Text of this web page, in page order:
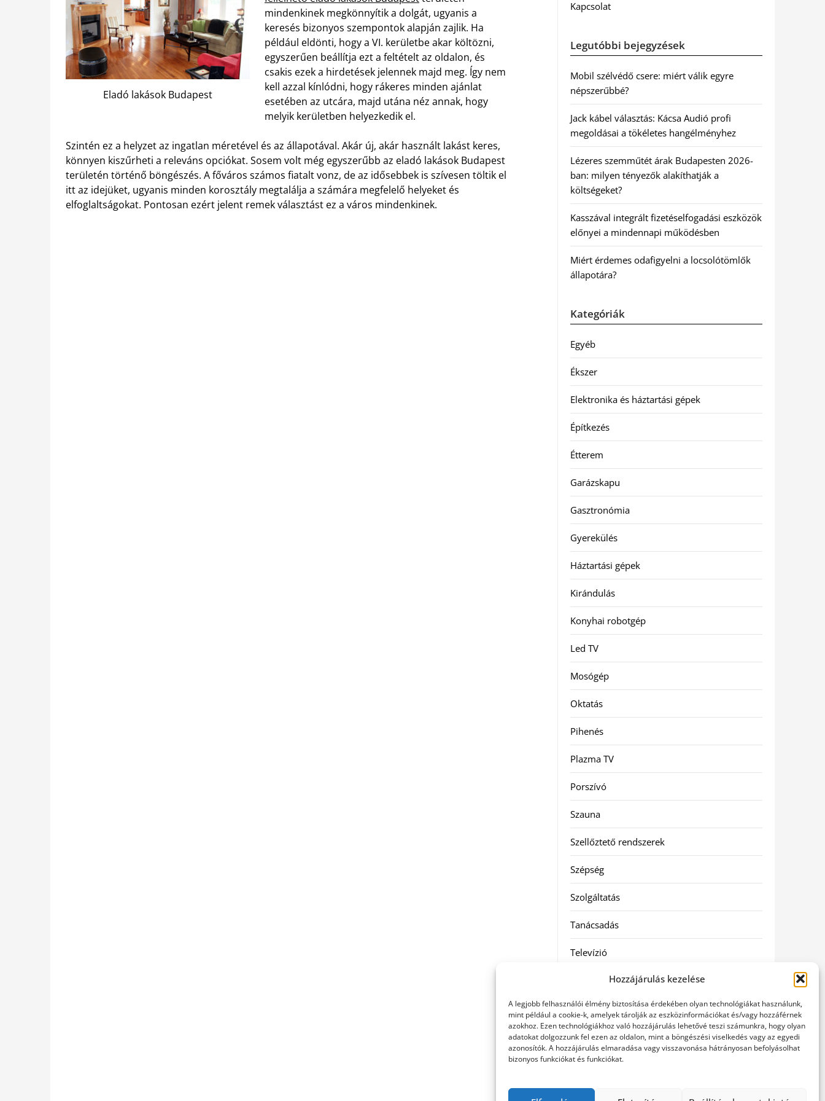
Hozzájárulás kezelése
A legjobb felhasználói élmény biztosítása érdekében olyan technológiákat használunk,
mint például a cookie-k, amelyek tárolják az eszközinformációkat és/vagy hozzáférnek
azokhoz. Ezen technológiákhoz való hozzájárulás lehetővé teszi számunkra, hogy olyan
adatokat dolgozzunk fel ezen az oldalon, mint a böngészési viselkedés vagy az egyedi
azonosítók. A hozzájárulás elmaradása vagy visszavonása hátrányosan befolyásolhat
bizonyos funkciókat és funkciókat.
Eladó lakások Budapest
mindenkinek megkönnyítik a dolgát, ugyanis a
keresés bizonyos szempontok alapján zajlik. Ha
például eldönti, hogy a VI. kerületbe akar költözni,
egyszerűen beállítja ezt a feltételt az oldalon, és
csakis ezek a hirdetések jelennek majd meg. Így nem
kell azzal kínlódni, hogy rákeres minden ajánlat
esetében az utcára, majd utána néz annak, hogy
melyik kerületben helyezkedik el.
Szintén ez a helyzet az ingatlan méretével és az állapotával. Akár új, akár használt lakást keres,
könnyen kiszűrheti a releváns opciókat. Sosem volt még egyszerűbb az eladó lakások Budapest
területén történő böngészés. A főváros számos fiatalt vonz, de az idősebbek is szívesen töltik el
itt az idejüket, ugyanis minden korosztály megtalálja a számára megfelelő helyeket és
elfoglaltságokat. Pontosan ezért jelent remek választást ez a város mindenkinek.
Kapcsolat
Legutóbbi bejegyzések
Mobil szélvédő csere: miért válik egyre
népszerűbbé?
Jack kábel választás: Kácsa Audió profi
megoldásai a tökéletes hangélményhez
Lézeres szemműtét árak Budapesten 2026-
ban: milyen tényezők alakíthatják a
költségeket?
Kasszával integrált fizetéselfogadási eszközök
előnyei a mindennapi működésben
Miért érdemes odafigyelni a locsolótömlők
állapotára?
Kategóriák
Egyéb
Ékszer
Elektronika és háztartási gépek
Építkezés
Étterem
Garázskapu
Gasztronómia
Gyerekülés
Háztartási gépek
Kirándulás
Konyhai robotgép
Led TV
Mosógép
Oktatás
Pihenés
Plazma TV
Porszívó
Szauna
Szellőztető rendszerek
Szépség
Szolgáltatás
Tanácsadás
Televízió
Webshop
Címkék